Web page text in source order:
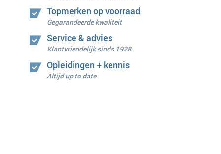
Topmerken op voorraad
Gegarandeerde kwaliteit
Service & advies
Klantvriendelijk sinds 1928
Opleidingen + kennis
Altijd up to date